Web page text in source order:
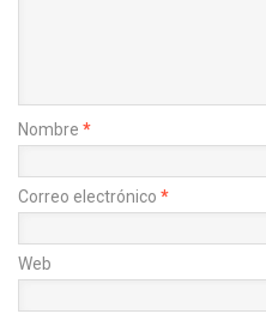
Nombre *
Correo electrónico *
Web